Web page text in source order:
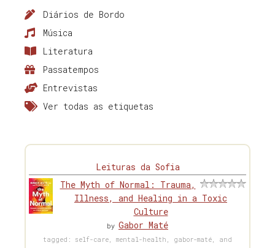
Diários de Bordo
Música
Literatura
Passatempos
Entrevistas
Ver todas as etiquetas
Leituras da Sofia
The Myth of Normal: Trauma,
Illness, and Healing in a Toxic
Culture
by Gabor Maté
tagged: self-care, mental-health, gabor-maté, and